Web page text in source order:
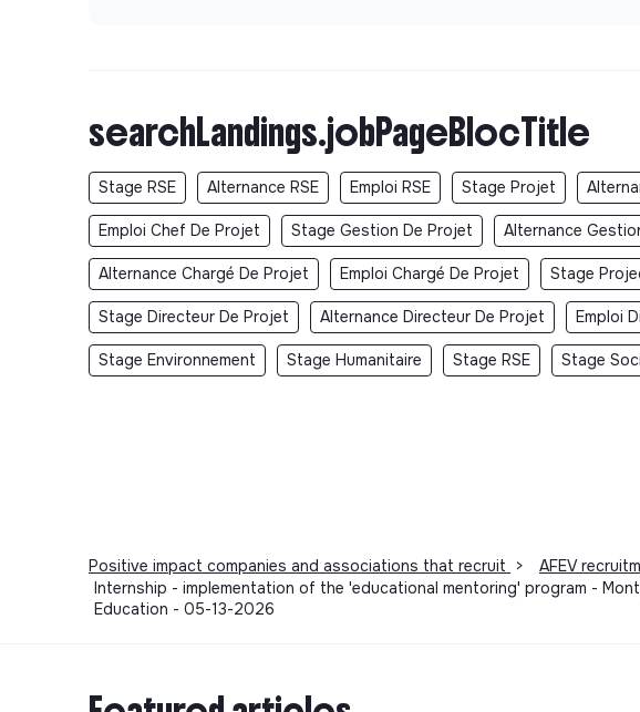
searchLandings.jobPageBlocTitle
Stage RSE Alternance RSE Emploi RSE Stage Projet
Emploi Chef De Projet Stage Gestion De Projet Alternance
Alternance Chargé De Projet Emploi Chargé De Projet Stage
Stage Directeur De Projet Alternance Directeur De Projet Emploi
Stage Environnement Stage Humanitaire Stage RSE Stage
Positive impact companies and associations that recruit > AFEV
Internship - implementation of the 'educational mentoring' program -
Education - 05-13-2026